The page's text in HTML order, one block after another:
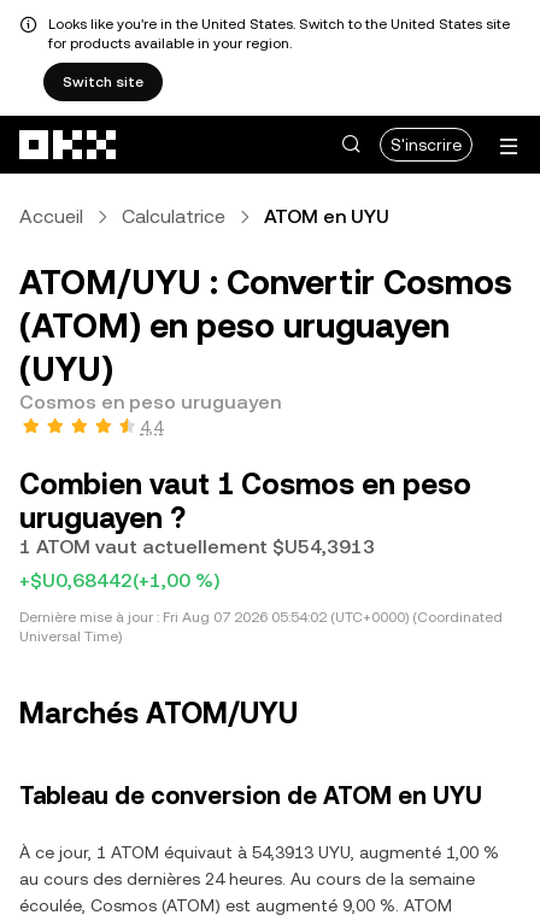
Looks like you're in the United States. Switch to the United States site
for products available in your region.
Switch site
S'inscrire
Accueil Calculatrice ATOM en UYU
ATOM/UYU : Convertir Cosmos
(ATOM) en peso uruguayen
(UYU)
Cosmos en peso uruguayen
4,4
Combien vaut 1 Cosmos en peso
uruguayen ?
1 ATOM vaut actuellement $U54,3913
+$U0,68442(+1,00 %)
Dernière mise à jour : Fri Aug 07 2026 05:54:02 (UTC+0000) (Coordinated
Universal Time)
Marchés ATOM/UYU
Tableau de conversion de ATOM en UYU
À ce jour, 1 ATOM équivaut à 54,3913 UYU, augmenté 1,00 %
au cours des dernières 24 heures. Au cours de la semaine
écoulée, Cosmos (ATOM) est augmenté 9,00 %. ATOM